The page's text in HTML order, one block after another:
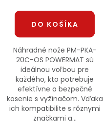
DO KOŠÍKA
Náhradné nože PM-PKA-
20C-OS POWERMAT sú
ideálnou voľbou pre
každého, kto potrebuje
efektívne a bezpečné
kosenie s vyžínačom. Vďaka
ich kompatibilite s rôznymi
značkami a...